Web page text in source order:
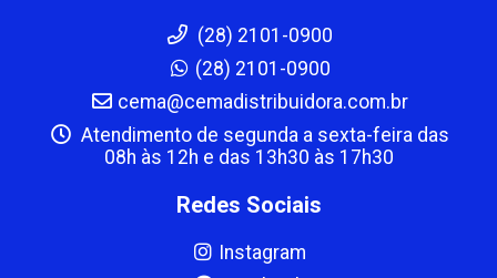
(28) 2101-0900
(28) 2101-0900
cema@cemadistribuidora.com.br
Atendimento de segunda a sexta-feira das
08h às 12h e das 13h30 às 17h30
Redes Sociais
Instagram